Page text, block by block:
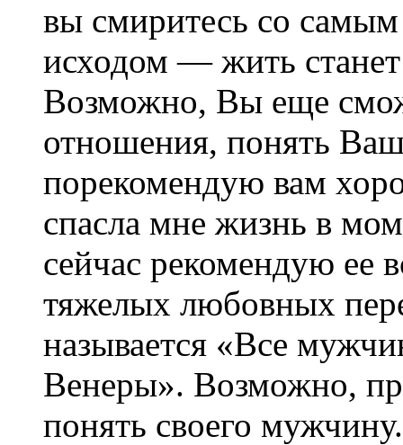
вы смиритесь со
исходом — жить станет
Возможно, Вы еще
отношения, понять
порекомендую вам
спасла мне жизнь в
сейчас рекомендую
тяжелых любовных
называется «Все
Венеры». Возможно,
понять своего